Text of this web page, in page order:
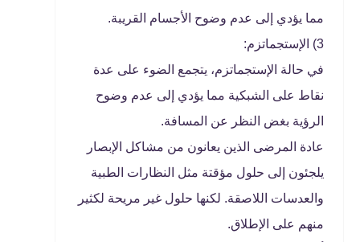
مما يؤدي إلى عدم وضوح الأجسام القريبة.
3) الإستجماتزم:
في حالة الإستجماتزم، يتجمع الضوء على عدة
نقاط على الشبكية مما يؤدي إلى عدم وضوح
الرؤية بغض النظر عن المسافة.
عادة المرضى الذين يعانون من مشاكل الإبصار
يلجئون إلى حلول مؤقتة مثل النظارات الطبية
والعدسات اللاصقة. لكنها حلول غير مريحة لكثير
منهم على الإطلاق.